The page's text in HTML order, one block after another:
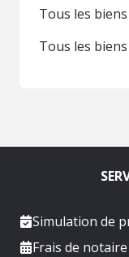
Tous les
Tous les
Simulation de
Frais de notaire